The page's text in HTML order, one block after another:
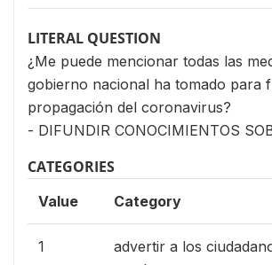
LITERAL QUESTION
¿Me puede mencionar todas las
gobierno nacional ha tomado para
propagación del coronavirus?
- DIFUNDIR CONOCIMIENTOS
CATEGORIES
Value Category
1
advertir a los